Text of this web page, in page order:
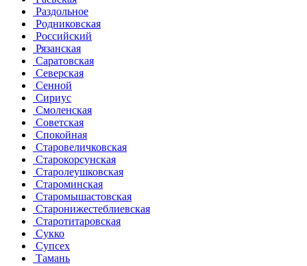
Раздольное
Родниковская
Российский
Рязанская
Саратовская
Северская
Сенной
Сириус
Смоленская
Советская
Спокойная
Старовеличковская
Старокорсунская
Старолеушковская
Староминская
Старомышастовская
Старонижестеблиевская
Старотитаровская
Сукко
Супсех
Тамань